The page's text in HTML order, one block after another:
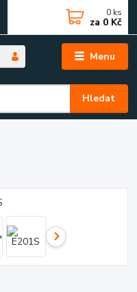
Menu
Hledat
0 ks
za 0 Kč